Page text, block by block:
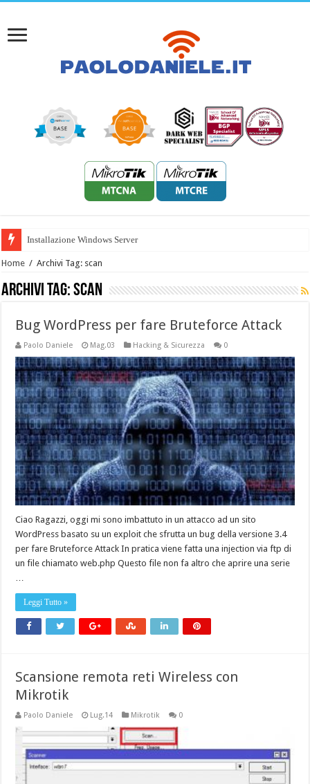
Installazione Windows Server 2022 HP
Home / Archivi Tag: scan
Archivi Tag:scan
Bug WordPress per fare Bruteforce Attack
Paolo Daniele Mag.03 Hacking & Sicurezza 0
Ciao Ragazzi, oggi mi sono imbattuto in un attacco ad un sito
WordPress basato su un exploit che sfrutta un bug della versione 3.4
per fare Bruteforce Attack In pratica viene fatta una injection via ftp di
un file chiamato web.php Questo file non fa altro che aprire una serie
Leggi Tutto »
Scansione remota reti Wireless con
Mikrotik
Paolo Daniele Lug.14 Mikrotik 0